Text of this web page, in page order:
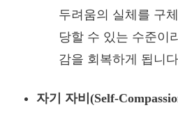
두려움의 실체를 구
당할 수 있는 수준이
감을 회복하게 됩니
자기 자비(Self-